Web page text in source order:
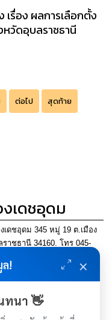
เรื่อง ผลการเลือกตั้ง
หวัดอุบลราชธานี
ต่อไป
สุดท้าย
งเดชอุดม
เดชอุดม 345 หมู่ 19 ต.เมือง
าชธานี 34160. โทร 045-
งใส
ยู่เย็นเป็นสุข
! ×
ทนา 👋